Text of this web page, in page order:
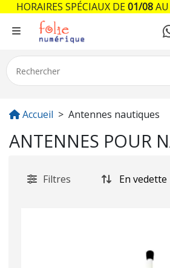
Accueil Antennes nautiques
ANTENNES POUR
Filtres
HORAIRES SPÉCIAUX DE01/08AU